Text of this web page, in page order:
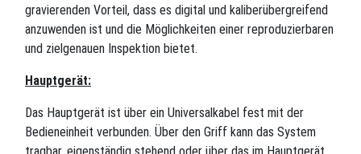
gravierenden Vorteil, dass es digital und kaliberübergreifend
anzuwenden ist und die Möglichkeiten einer reproduzierbaren
und zielgenauen Inspektion bietet.
Hauptgerät:
Das Hauptgerät ist über ein Universalkabel fest mit der
Bedieneinheit verbunden. Über den Griff kann das System